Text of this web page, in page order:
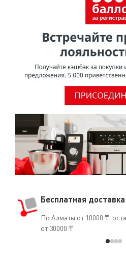
покрытия из ПТФЭ не
здоровья при использовании в
проведенному МАИР
изучению рака), ВОЗ
здравоохранения) отнесла
(1979) и Дополнение 7.70
является канцерогеном для
безопасен для использования,
факт, что он часто
(кардиостимуляторы,
и т.д.).
Бесплатная доставка
По Алматы от 10000 ₸,
от 30000 ₸